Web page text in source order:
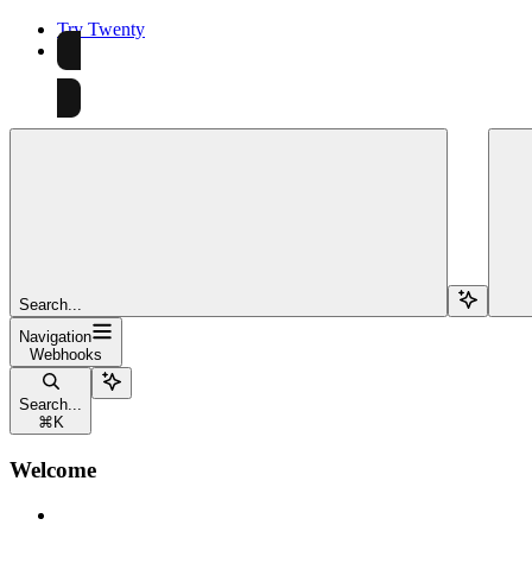
Try Twenty
Try Twenty
Search...
Navigation
Webhooks
Search...
⌘ K
Welcome